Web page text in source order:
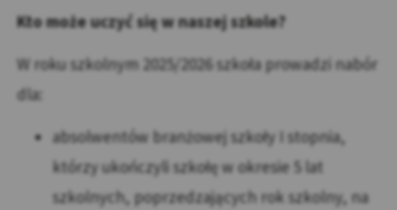
Kto może uczyć się w naszej szkole?
W roku szkolnym 2025/2026 szkoła prowadzi nabór
dla:
absolwentów branżowej szkoły I stopnia,
którzy ukończyli szkołę w okresie 5 lat
szkolnych, poprzedzających rok szkolny, na